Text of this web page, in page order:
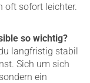
oft sofort leichter.
so wichtig?
langfristig stabil
Sich um sich
ein